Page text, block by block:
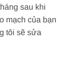
sau khi
mạch của bạn
tôi sẽ sửa